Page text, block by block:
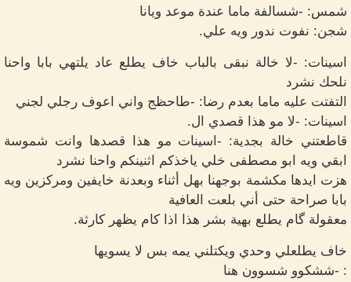
شمس: -شسالفة ماما عندة موعد ويانا
شجن: نفوت ندور ويه علي.
اسينات: -لا خالة نبقى بالباب خاف يطلع عاد يلتهي بابا واحنا
نلحك نشرد
التفتت عليه ماما بعدم رضا: -طاحظج واني اعوف رجلي لجني
اسينات: -لا مو هذا قصدي ال.
قاطعتني خالة بجدية: -اسينات مو هذا قصدها وانت شموسة
ابقي ويه ابو مصطفى خلي ياخذكم اثنينكم واحنا نشرد
هزت ايدها مكشمة بوجهنا بهل أثناء وبعدنة خايفين ومركزين ويه
بابا صراحة حتى أني بلعت العافية
معقولة گام يطلع بهية بشر هذا اذا كام يظهر كارثة.
خاف يطلعلي وحدي ويكتلني يمه بس لا يسويها
: -ششكوو شسوون هنا